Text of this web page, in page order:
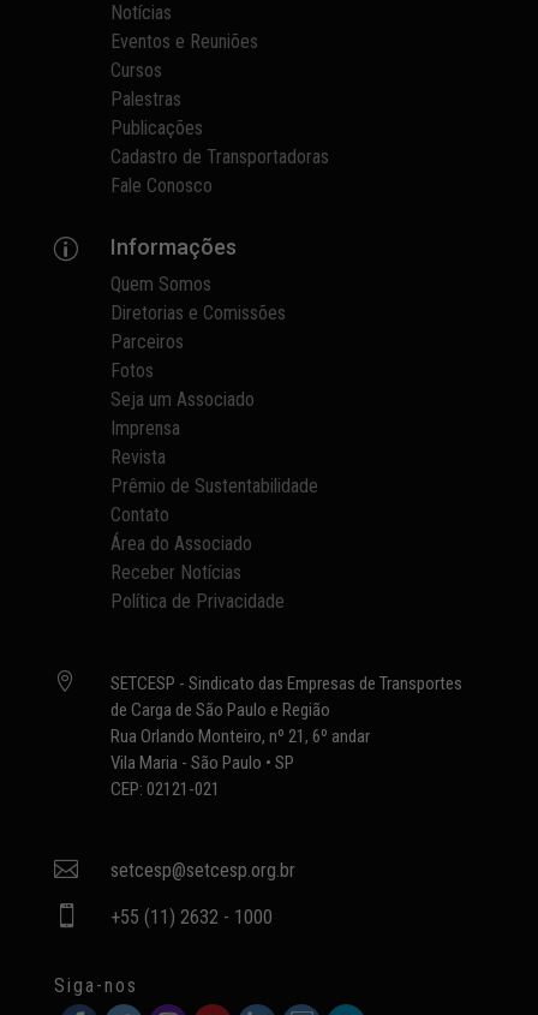
Notícias
Eventos e Reuniões
Cursos
Palestras
Publicações
Cadastro de Transportadoras
Fale Conosco
p Informações
Quem Somos
Diretorias e Comissões
Parceiros
Fotos
Seja um Associado
Imprensa
Revista
Prêmio de Sustentabilidade
Contato
Área do Associado
Receber Notícias
Política de Privacidade

SETCESP - Sindicato das Empresas de Transportes
de Carga de São Paulo e Região
Rua Orlando Monteiro, nº 21, 6º andar
Vila Maria - São Paulo • SP
CEP: 02121-021
 setcesp@setcesp.org.br
 +55 (11) 2632 - 1000
Siga-nos